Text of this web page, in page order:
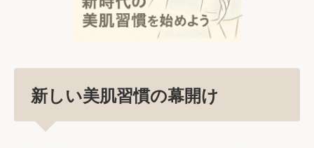
新しい美肌習慣の幕開け